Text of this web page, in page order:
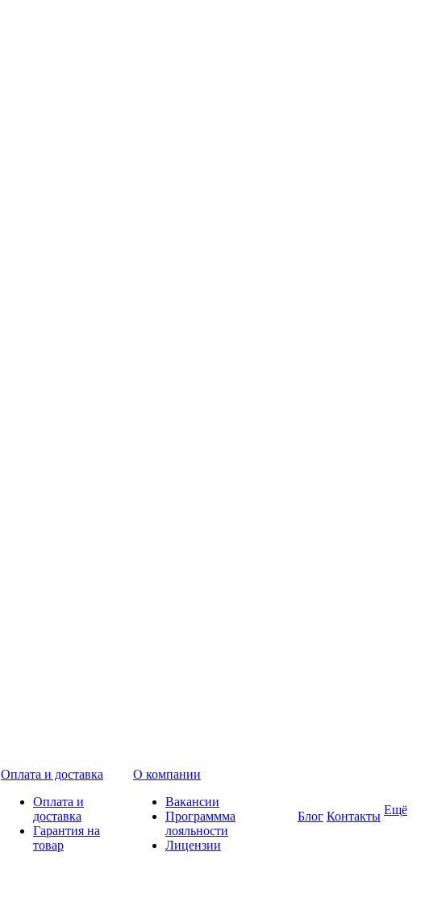
Оплата и доставка
Оплата и
доставка
Гарантия на
товар
О компании
Вакансии
Программма
лояльности
Лицензии
Блог Контакты Ещё